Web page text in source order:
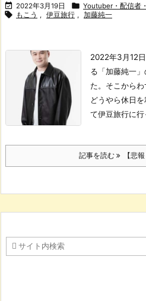
 2022年3月19日  Youtuber・配信者
 もこう , 伊豆旅行 , 加藤純一
2022年3月12
る「加藤純一
た。 そこから
どうやら休日
て伊豆旅行に
記事を読む 【悲報